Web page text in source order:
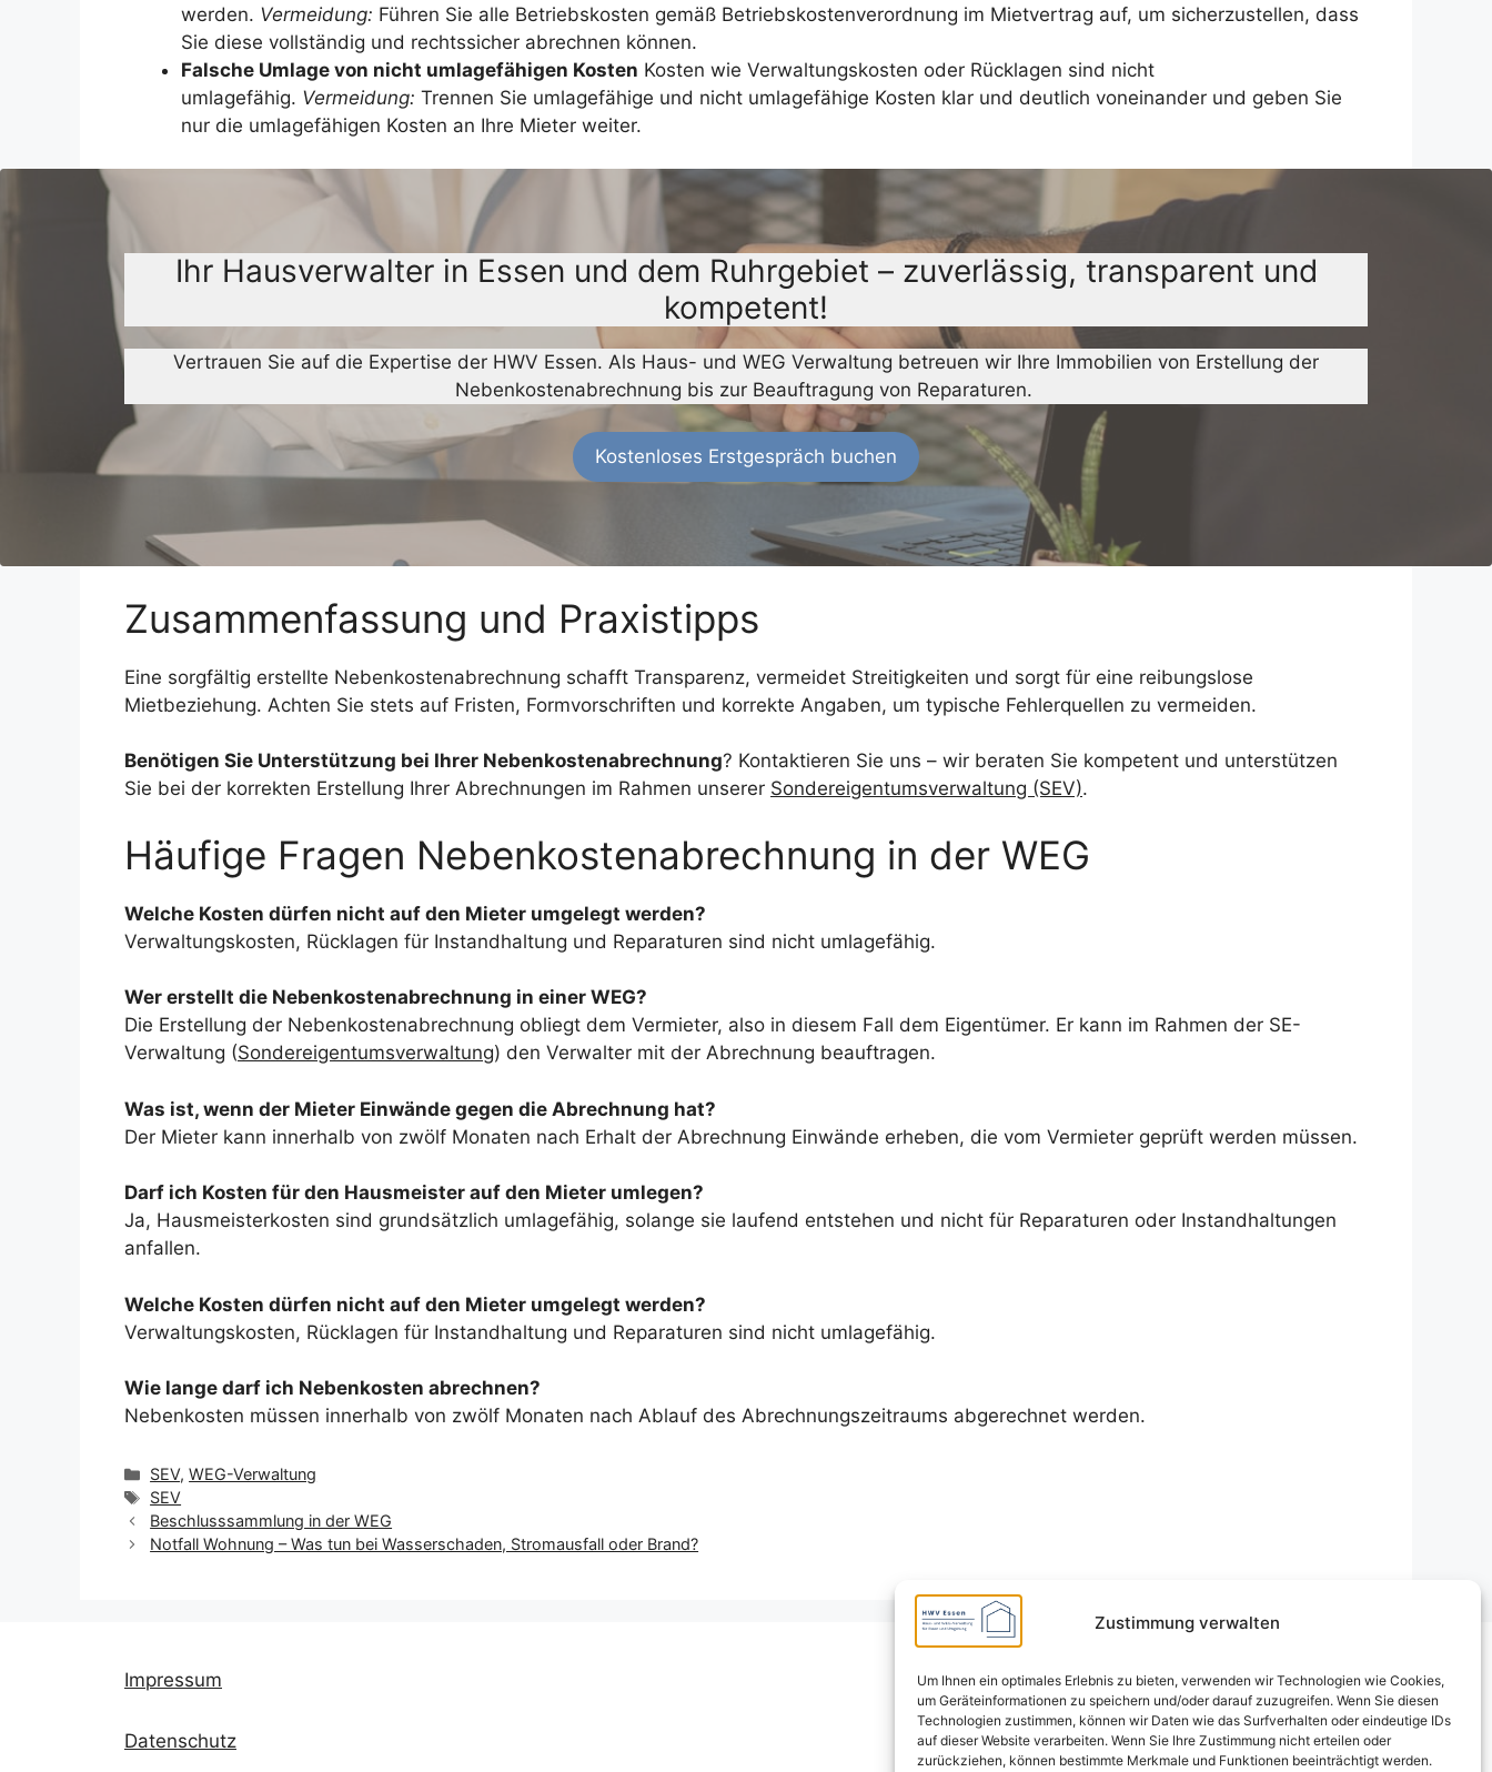
Zustimmung verwalten
Um Ihnen ein optimales Erlebnis zu bieten, verwenden wir Technologien wie Cookies,
um Geräteinformationen zu speichern und/oder darauf zuzugreifen. Wenn Sie diesen
Technologien zustimmen, können wir Daten wie das Surfverhalten oder eindeutige IDs
auf dieser Website verarbeiten. Wenn Sie Ihre Zustimmung nicht erteilen oder
zurückziehen, können bestimmte Merkmale und Funktionen beeinträchtigt werden.
werden. Vermeidung: Führen Sie alle Betriebskosten gemäß Betriebskostenverordnung im Mietvertrag auf, um sicherzustellen, dass
Sie diese vollständig und rechtssicher abrechnen können.
Falsche Umlage von nicht umlagefähigen Kosten Kosten wie Verwaltungskosten oder Rücklagen sind nicht
umlagefähig. Vermeidung: Trennen Sie umlagefähige und nicht umlagefähige Kosten klar und deutlich voneinander und geben Sie
nur die umlagefähigen Kosten an Ihre Mieter weiter.
Ihr Hausverwalter in Essen und dem Ruhrgebiet – zuverlässig, transparent und
kompetent!
Vertrauen Sie auf die Expertise der HWV Essen. Als Haus- und WEG Verwaltung betreuen wir Ihre Immobilien von Erstellung der
Nebenkostenabrechnung bis zur Beauftragung von Reparaturen.
Kostenloses Erstgespräch buchen
Zusammenfassung und Praxistipps
Eine sorgfältig erstellte Nebenkostenabrechnung schafft Transparenz, vermeidet Streitigkeiten und sorgt für eine reibungslose
Mietbeziehung. Achten Sie stets auf Fristen, Formvorschriften und korrekte Angaben, um typische Fehlerquellen zu vermeiden.
Benötigen Sie Unterstützung bei Ihrer Nebenkostenabrechnung? Kontaktieren Sie uns – wir beraten Sie kompetent und unterstützen
Sie bei der korrekten Erstellung Ihrer Abrechnungen im Rahmen unserer Sondereigentumsverwaltung (SEV).
Häufige Fragen Nebenkostenabrechnung in der WEG
Welche Kosten dürfen nicht auf den Mieter umgelegt werden?
Verwaltungskosten, Rücklagen für Instandhaltung und Reparaturen sind nicht umlagefähig.
Wer erstellt die Nebenkostenabrechnung in einer WEG?
Die Erstellung der Nebenkostenabrechnung obliegt dem Vermieter, also in diesem Fall dem Eigentümer. Er kann im Rahmen der SE-
Verwaltung (Sondereigentumsverwaltung) den Verwalter mit der Abrechnung beauftragen.
Was ist, wenn der Mieter Einwände gegen die Abrechnung hat?
Der Mieter kann innerhalb von zwölf Monaten nach Erhalt der Abrechnung Einwände erheben, die vom Vermieter geprüft werden müssen.
Darf ich Kosten für den Hausmeister auf den Mieter umlegen?
Ja, Hausmeisterkosten sind grundsätzlich umlagefähig, solange sie laufend entstehen und nicht für Reparaturen oder Instandhaltungen
anfallen.
Welche Kosten dürfen nicht auf den Mieter umgelegt werden?
Verwaltungskosten, Rücklagen für Instandhaltung und Reparaturen sind nicht umlagefähig.
Wie lange darf ich Nebenkosten abrechnen?
Nebenkosten müssen innerhalb von zwölf Monaten nach Ablauf des Abrechnungszeitraums abgerechnet werden.
Kategorien
SEV,WEG-Verwaltung
Schlagwörter
SEV
Beschlusssammlung in der WEG
Notfall Wohnung – Was tun bei Wasserschaden, Stromausfall oder Brand?
Impressum
Datenschutz